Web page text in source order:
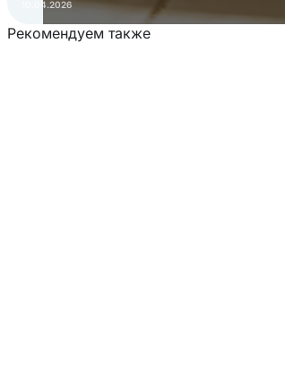
10.04.2026
Рекомендуем также